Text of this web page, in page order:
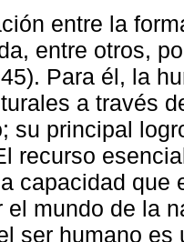
entre la
entre otros,
Para él, la
a través
su principal
recurso
capacidad que
el mundo de la
ser humano